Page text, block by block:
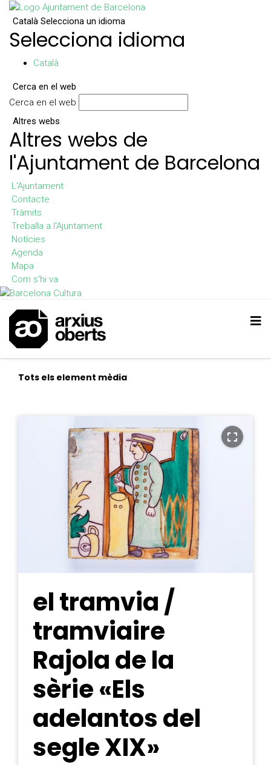
Català Selecciona un idioma
Selecciona idioma
Català
Cerca en el web
Cerca en el web
Altres webs
Altres webs de
l'Ajuntament de Barcelona
L'Ajuntament
Contacte
Tràmits
Treballa a l'Ajuntament
Notícies
Agenda
Mapa
Com s'hi va
Tots els element mèdia
el tramvia /
tramviaire
Rajola de la
sèrie «Els
adelantos del
segle XIX»